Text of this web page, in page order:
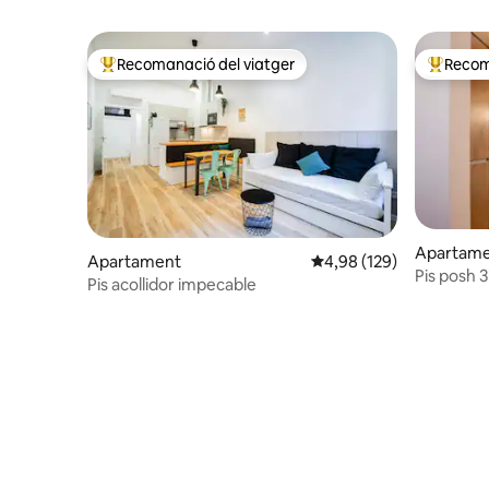
Principals recomanacions dels viatgers
Recomanació del viatger
Apartament 4,98 de puntuació
4,98 (129)
Pis acollidor impecable
Pis posh